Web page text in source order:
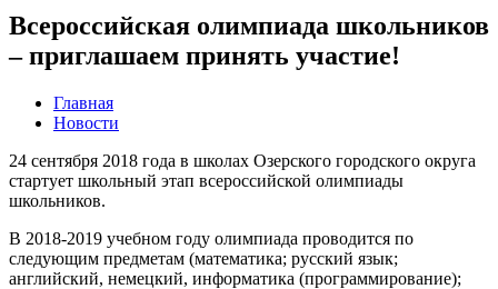
Всероссийская олимпиада школьников
– приглашаем принять участие!
Главная
Новости
24 сентября 2018 года в школах Озерского городского округа
стартует школьный этап всероссийской олимпиады
школьников.
В 2018-2019 учебном году олимпиада проводится по
следующим предметам (математика; русский язык;
английский, немецкий, информатика (программирование);